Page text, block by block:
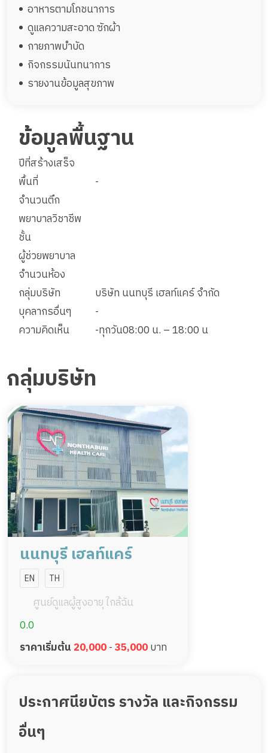
อาหารตามโภชนาการ
ดูแลความสะอาด ซักผ้า
กายภาพบำบัด
กิจกรรมนันทนาการ
รายงานข้อมูลสุขภาพ
ข้อมูลพื้นฐาน
ปีที่สร้างเสร็จ
พื้นที่
-
จำนวนตึก
พยาบาลวิชาชีพ
ชั้น
ผู้ช่วยพยาบาล
จำนวนห้อง
กลุ่มบริษัท
บริษัท นนทบุรี เฮลท์แคร์ จำกัด
บุคลากรอื่นๆ
-
ความคิดเห็น
-ทุกวัน08:00 น. – 18:00 น
กลุ่มบริษัท
นนทบุรี เฮลท์แคร์
EN TH
ศูนย์ดูแลผู้สูงอายุ ใกล้ฉัน
0.0
ราคาเริ่มต้น 20,000-35,000บาท
ประกาศนียบัตร รางวัล และกิจกรรม
อื่นๆ